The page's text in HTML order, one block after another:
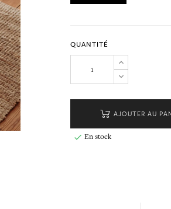
QUANTITÉ
AJOUTER AU
 En stock